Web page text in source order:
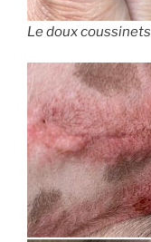
Le doux coussinets